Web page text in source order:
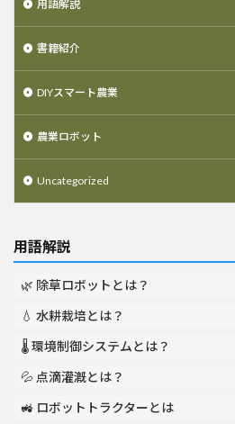
用語解説
書籍紹介
DIYスマート農業
農業ロボット
Uncategorized
用語解説
🌿 除草ロボットとは？
💧 水耕栽培とは？
🌡️ 環境制御システムとは？
💦 点滴灌漑とは？
🚜 ロボットトラクターとは